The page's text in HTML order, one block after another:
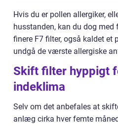
Hvis du er pollen allergiker,
husstanden, kan du dog
finere F7 filter, også kaldet et
undgå de værste allergiske
Skift filter hyppigt
indeklima
Selv om det anbefales at
anlæg cirka hver femte